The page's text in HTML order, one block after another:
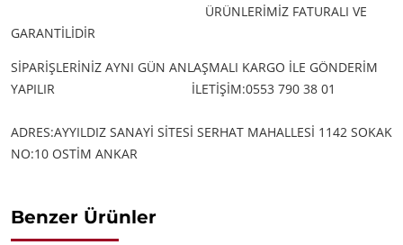
ÜRÜNLERİMİZ FATURALI VE
GARANTİLİDİR
SİPARİŞLERİNİZ AYNI GÜN ANLAŞMALI KARGO İLE GÖNDERİM
YAPILIR
İLETİŞİM:0553 790 38 01
ADRES:AYYILDIZ SANAYİ SİTESİ SERHAT MAHALLESİ 1142 SOKAK
NO:10 OSTİM ANKAR
Benzer Ürünler